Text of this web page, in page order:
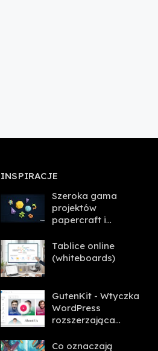
INSPIRACJE
Szeroka gama
projektów
papercraft i
Tablice online
(whiteboards)
GutenKit - Wtyczka
WordPress
rozszerzająca
bloków!
Co oznaczają